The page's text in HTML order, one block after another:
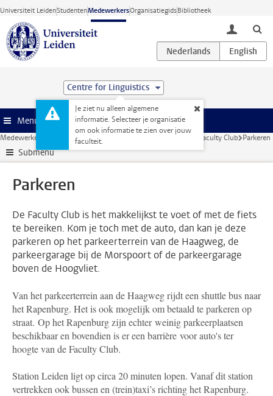
Ga direct naar de inhoud
Universiteit LeidenStudentenMedewerkersOrganisatiegidsBibliotheek
toggle
Centre for Linguistics
Je ziet nu alleen algemene
informatie. Selecteer je organisatie
om ook informatie te zien over jouw
faculteit.
Menu
Medewerkerswebsite Faciliteiten Catering en evenementen Faculty Club Parkeren
Submenu
Parkeren
De Faculty Club is het makkelijkst te voet of met de fiets
te bereiken. Kom je toch met de auto, dan kan je deze
parkeren op het parkeerterrein van de Haagweg, de
parkeergarage bij de Morspoort of de parkeergarage
boven de Hoogvliet.
Van het parkeerterrein aan de Haagweg rijdt een shuttle bus naar
het Rapenburg. Het is ook mogelijk om betaald te parkeren op
straat. Op het Rapenburg zijn echter weinig parkeerplaatsen
beschikbaar en bovendien is er een barrière voor auto's ter
hoogte van de Faculty Club.
Station Leiden ligt op circa 20 minuten lopen. Vanaf dit station
vertrekken ook bussen en (trein)taxi’s richting het Rapenburg.